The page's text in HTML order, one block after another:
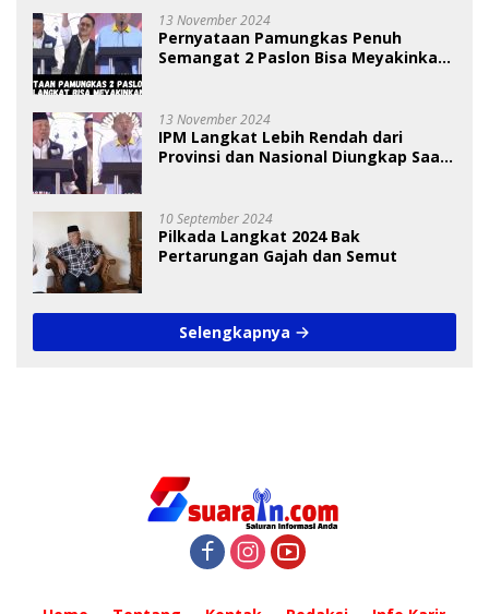
13 November 2024
Pernyataan Pamungkas Penuh
Semangat 2 Paslon Bisa Meyakinkan
13 November 2024
IPM Langkat Lebih Rendah dari
Provinsi dan Nasional Diungkap Saat
10 September 2024
Pilkada Langkat 2024 Bak
Pertarungan Gajah dan Semut
Selengkapnya